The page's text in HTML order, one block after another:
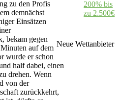
zu den Profis
demnächst
Einsätzen
bekam gegen
auf dem
wurde er schon
half dabei, einen
drehen. Wenn
von der
zurückkehrt,
200% bis
zu 2.500€
Neue Wettanbieter